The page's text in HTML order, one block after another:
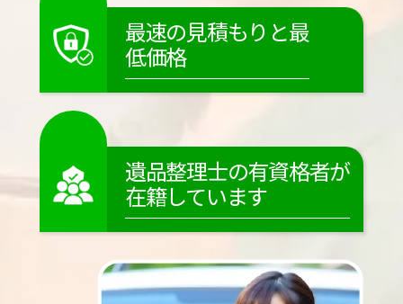
最速の見積もりと最
低価格
遺品整理士の有資格者が
在籍しています